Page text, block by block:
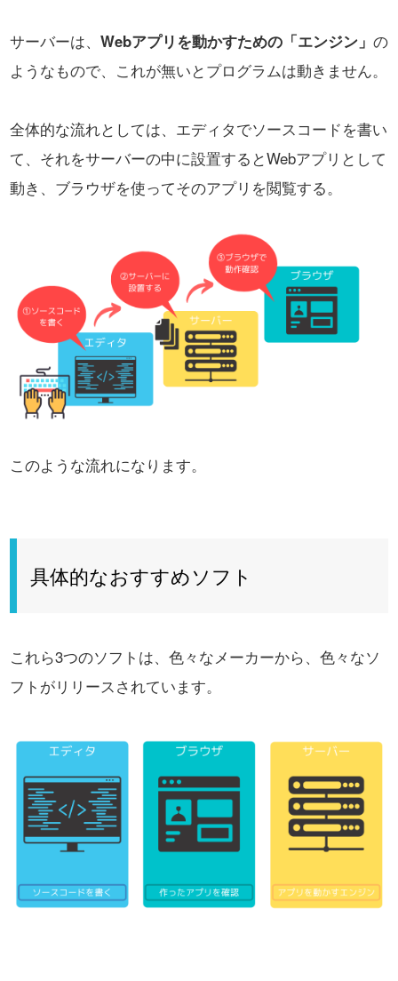
サーバーは、 Webアプリを動かすための「エンジン」 の
ようなもので、これが無いとプログラムは動きません。
全体的な流れとしては、エディタでソースコードを書い
て、それをサーバーの中に設置するとWebアプリとして
動き、 ブラウザを使ってそのアプリを閲覧する。
このような流れになります。
具体的なおすすめソフト
これら3つのソフトは、色々なメーカーから、色々なソ
フトがリリースされています。